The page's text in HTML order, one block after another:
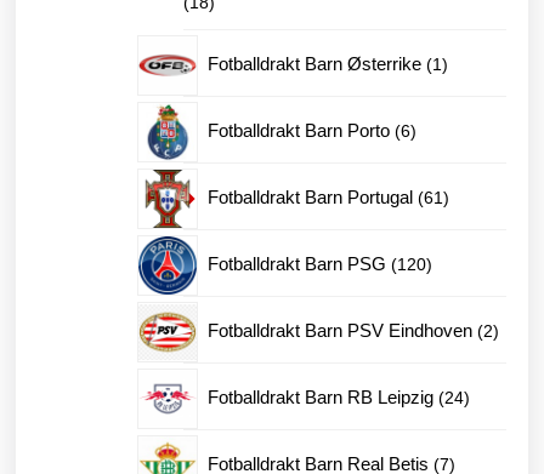
produkter
Fotballdrakt Barn Østerrike 11
Fotballdrakt Barn Porto 66
Fotballdrakt Barn Portugal 6161
Fotballdrakt Barn PSG 120120
Fotballdrakt Barn PSV Eindhoven 22
Fotballdrakt Barn RB Leipzig 2424
Fotballdrakt Barn Real Betis 77